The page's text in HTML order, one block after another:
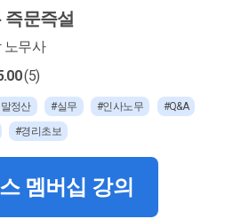
즉문즉설
노무사
(5)
정산 #실무 #인사노무
#Q&A
#경리초보
멤버십 강의